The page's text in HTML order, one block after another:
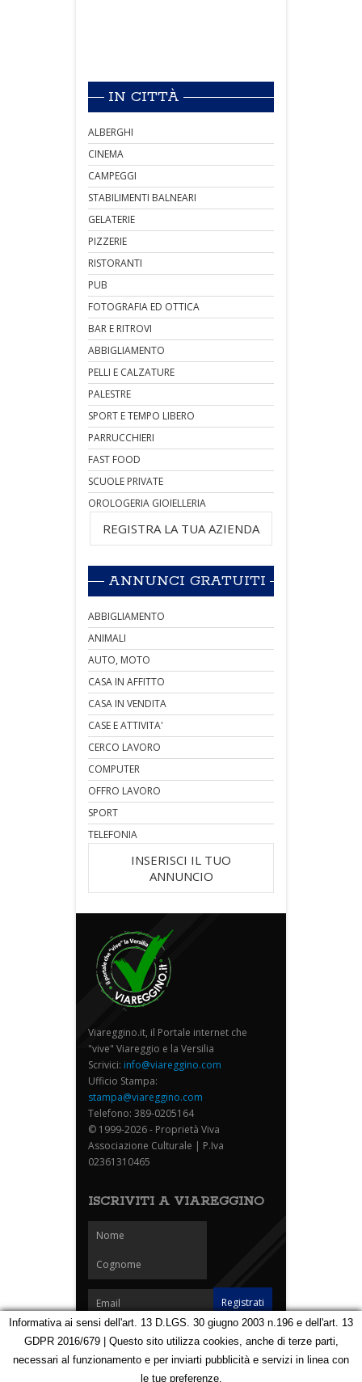
IN CITTÀ
ALBERGHI
CINEMA
CAMPEGGI
STABILIMENTI BALNEARI
GELATERIE
PIZZERIE
RISTORANTI
PUB
FOTOGRAFIA ED OTTICA
BAR E RITROVI
ABBIGLIAMENTO
PELLI E CALZATURE
PALESTRE
SPORT E TEMPO LIBERO
PARRUCCHIERI
FAST FOOD
SCUOLE PRIVATE
OROLOGERIA GIOIELLERIA
REGISTRA LA TUA AZIENDA
ANNUNCI GRATUITI
ABBIGLIAMENTO
ANIMALI
AUTO, MOTO
CASA IN AFFITTO
CASA IN VENDITA
CASE E ATTIVITA'
CERCO LAVORO
COMPUTER
OFFRO LAVORO
SPORT
TELEFONIA
INSERISCI IL TUO
ANNUNCIO
Viareggino.it, il Portale internet che
"vive" Viareggio e la Versilia
Scrivici: info@viareggino.com
Ufficio Stampa:
stampa@viareggino.com
Telefono: 389-0205164
© 1999-2026 - Proprietà Viva
Associazione Culturale | P.Iva
02361310465
ISCRIVITI A VIAREGGINO
Homepage Notizie Speciali Eventi Foto Carnevale
Partners Contatti
Informativa ai sensi dell'art. 13 D.LGS. 30 giugno 2003 n.196 e dell'art. 13
GDPR 2016/679 | Questo sito utilizza cookies, anche di terze parti,
necessari al funzionamento e per inviarti pubblicità e servizi in linea con
le tue preferenze.